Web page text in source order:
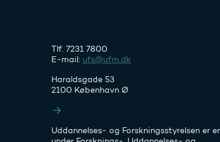
Tlf. 7231 7800
E-mail: ufs@ufm.dk
Haraldsgade 53
2100 København Ø
Uddannelses- og Forskningsstyrelsen er